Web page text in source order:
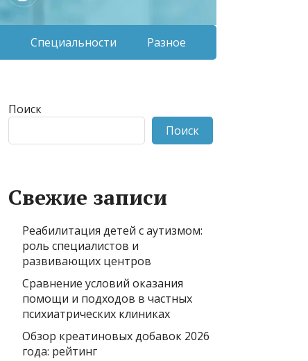
Специальности Разное
Поиск
Поиск
Свежие записи
Реабилитация детей с аутизмом:
роль специалистов и
развивающих центров
Сравнение условий оказания
помощи и подходов в частных
психиатрических клиниках
Обзор креатиновых добавок 2026
года: рейтинг